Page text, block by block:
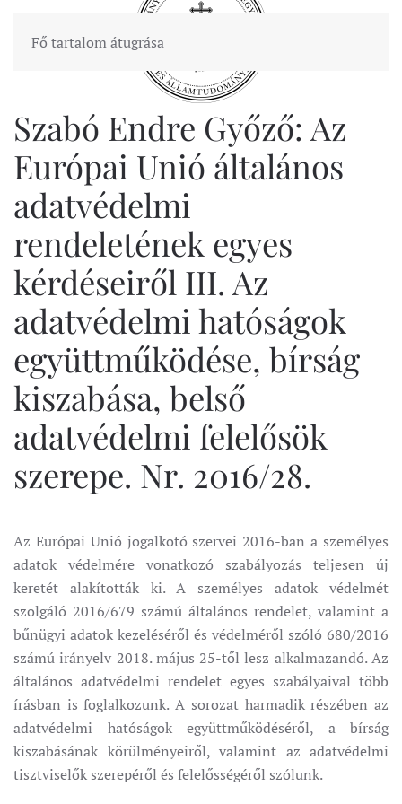
Fő tartalom átugrása
Szabó Endre Győző: Az
Európai Unió általános
adatvédelmi
rendeletének egyes
kérdéseiről III. Az
adatvédelmi hatóságok
együttműködése, bírság
kiszabása, belső
adatvédelmi felelősök
szerepe. Nr. 2016/28.
Az Európai Unió jogalkotó szervei 2016-ban a személyes
adatok védelmére vonatkozó szabályozás teljesen új
keretét alakították ki. A személyes adatok védelmét
szolgáló 2016/679 számú általános rendelet, valamint a
bűnügyi adatok kezeléséről és védelméről szóló 680/2016
számú irányelv 2018. május 25-től lesz alkalmazandó. Az
általános adatvédelmi rendelet egyes szabályaival több
írásban is foglalkozunk. A sorozat harmadik részében az
adatvédelmi hatóságok együttműködéséről, a bírság
kiszabásának körülményeiről, valamint az adatvédelmi
tisztviselők szerepéről és felelősségéről szólunk.